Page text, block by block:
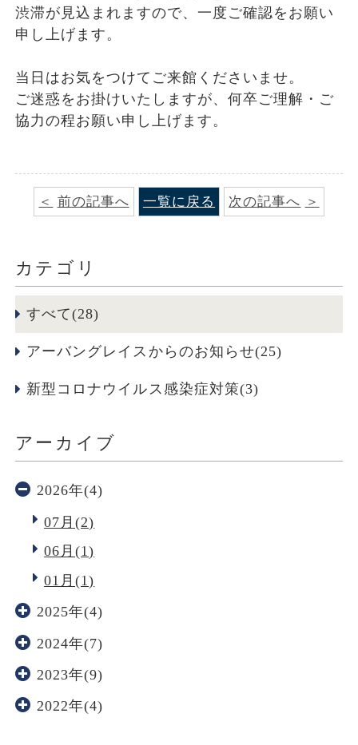
渋滞が見込まれますので、一度ご確認をお願い
申し上げます。
当日はお気をつけてご来館くださいませ。
ご迷惑をお掛けいたしますが、何卒ご理解・ご
協力の程お願い申し上げます。
前の記事へ 一覧に戻る 次の記事へ
カテゴリ
すべて(28)
アーバングレイスからのお知らせ(25)
新型コロナウイルス感染症対策(3)
アーカイブ
2026年(4)
07月(2)
06月(1)
01月(1)
2025年(4)
2024年(7)
2023年(9)
2022年(4)